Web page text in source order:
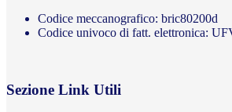
Codice meccanografico: bric80200d
Codice univoco di fatt. elettronica:
Sezione Link Utili